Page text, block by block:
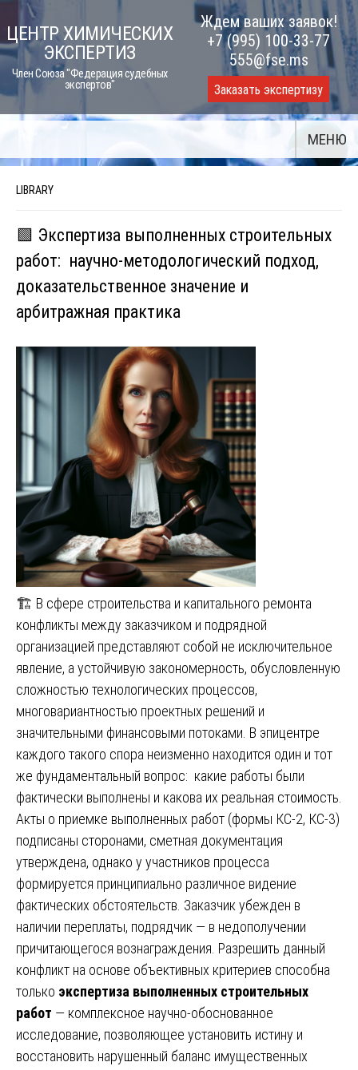
Skip
to
content
ЦЕНТР ХИМИЧЕСКИХ
ЭКСПЕРТИЗ
Член Союза "Федерация судебных
экспертов"
Ждем ваших заявок!
+7 (995) 100-33-77
555@fse.ms
Заказать экспертизу
МЕНЮ
LIBRARY
🟩 Экспертиза выполненных строительных
работ: научно-методологический подход,
доказательственное значение и
арбитражная практика
🏗️ В сфере строительства и капитального ремонта
конфликты между заказчиком и подрядной
организацией представляют собой не исключительное
явление, а устойчивую закономерность, обусловленную
сложностью технологических процессов,
многовариантностью проектных решений и
значительными финансовыми потоками. В эпицентре
каждого такого спора неизменно находится один и тот
же фундаментальный вопрос: какие работы были
фактически выполнены и какова их реальная стоимость.
Акты о приемке выполненных работ (формы КС-2, КС-3)
подписаны сторонами, сметная документация
утверждена, однако у участников процесса
формируется принципиально различное видение
фактических обстоятельств. Заказчик убежден в
наличии переплаты, подрядчик — в недополучении
причитающегося вознаграждения. Разрешить данный
конфликт на основе объективных критериев способна
только экспертиза выполненных строительных
работ — комплексное научно-обоснованное
исследование, позволяющее установить истину и
восстановить нарушенный баланс имущественных